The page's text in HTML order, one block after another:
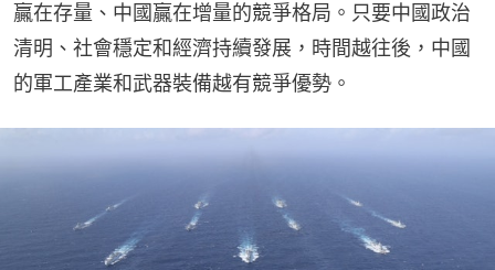
贏在存量、中國贏在增量的競爭格局。只要中國政治
清明、社會穩定和經濟持續發展，時間越往後，中國
的軍工產業和武器裝備越有競爭優勢。